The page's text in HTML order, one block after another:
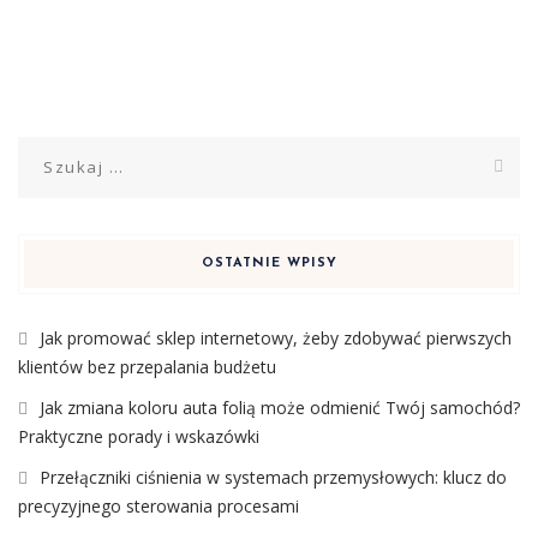
OSTATNIE WPISY
Jak promować sklep internetowy, żeby zdobywać pierwszych
klientów bez przepalania budżetu
Jak zmiana koloru auta folią może odmienić Twój samochód?
Praktyczne porady i wskazówki
Przełączniki ciśnienia w systemach przemysłowych: klucz do
precyzyjnego sterowania procesami